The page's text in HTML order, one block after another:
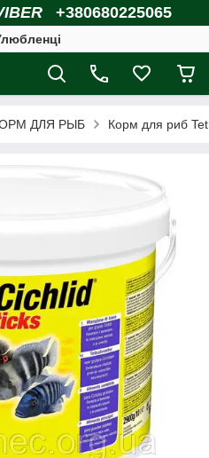
+380680225065
ДЛЯ РЫБ Корм для риб